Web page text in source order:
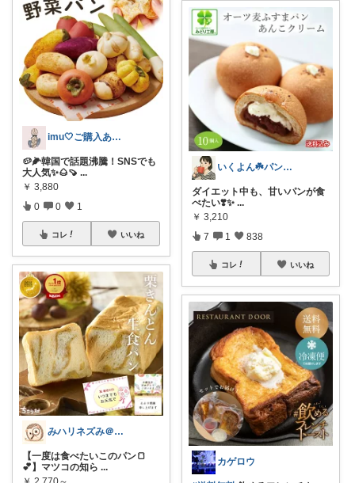
imu🤍ご購入ありがとうございます
🥔🌽韓国で話題沸騰！SNSでも
大人気✨🌰🍠 ...
￥ 3,880
0 0 1
コレ いいね
みハリネズみ＠健康オタク
【一度は食べたいこのパン🍞
💕】マツコの知ら ...
いくよん☘️パンのある暮らし✨
ダイエット中も、甘いパンが食
べたい❣️✨ ...
￥ 3,210
7 1 838
コレ いいね
カゲロウ